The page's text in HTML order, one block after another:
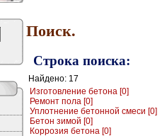
Поиск.
Строка поиска:
Найдено: 17
Изготовление бетона [0]
Ремонт пола [0]
Уплотнение бетонной смеси [0]
Бетон зимой [0]
Коррозия бетона [0]